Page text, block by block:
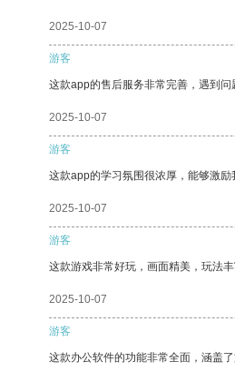
2025-10-07
游客
这款app的售后服务非常完善，遇到问
2025-10-07
游客
这款app的学习氛围很浓厚，能够激励
2025-10-07
游客
这款游戏非常好玩，画面精美，玩法丰
2025-10-07
游客
这款办公软件的功能非常全面，涵盖